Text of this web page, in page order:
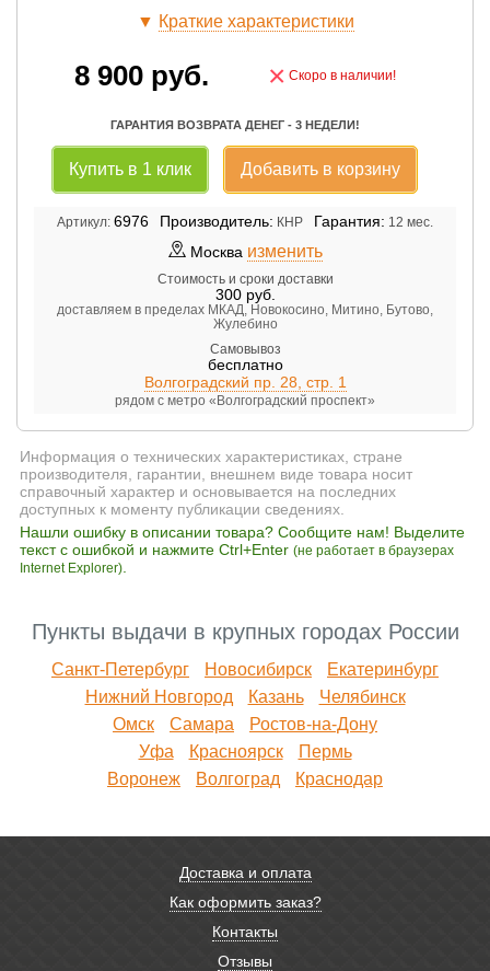
▼ Краткие характеристики
8 900 руб. × Скоро в наличии!
ГАРАНТИЯ ВОЗВРАТА ДЕНЕГ - 3 НЕДЕЛИ!
Купить в 1 клик Добавить в корзину
Артикул: 6976 Производитель: КНР Гарантия: 12 мес.
Москва изменить
Стоимость и сроки доставки
300руб.
доставляем в пределах МКАД, Новокосино, Митино, Бутово,
Жулебино
Самовывоз
бесплатно
Волгоградский пр. 28, стр. 1
рядом с метро «Волгоградский проспект»
Информация о технических характеристиках, стране
производителя, гарантии, внешнем виде товара носит
справочный характер и основывается на последних
доступных к моменту публикации сведениях.
Нашли ошибку в описании товара? Сообщите нам! Выделите
текст с ошибкой и нажмите Ctrl+Enter (не работает в браузерах
Internet Explorer)
Пункты выдачи в крупных городах России
Санкт-Петербург Новосибирск
Екатеринбург
Нижний Новгород
Казань
Челябинск
Омск
Самара
Ростов-на-Дону
Уфа
Красноярск
Пермь
Воронеж
Волгоград Краснодар
Доставка и оплата
Как оформить заказ?
Контакты
Отзывы